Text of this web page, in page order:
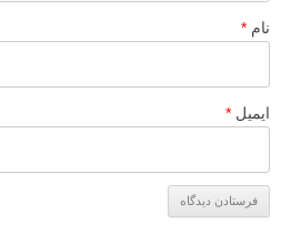
نام *
ایمیل *